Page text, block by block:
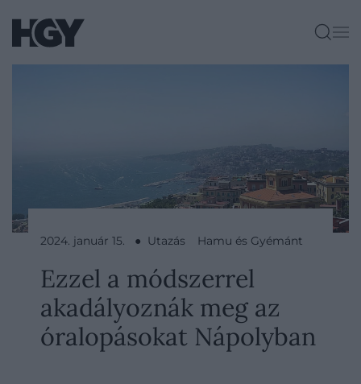
2024. január 15. ● Utazás Hamu és Gyémánt
Ezzel a módszerrel
akadályoznák meg az
óralopásokat Nápolyban